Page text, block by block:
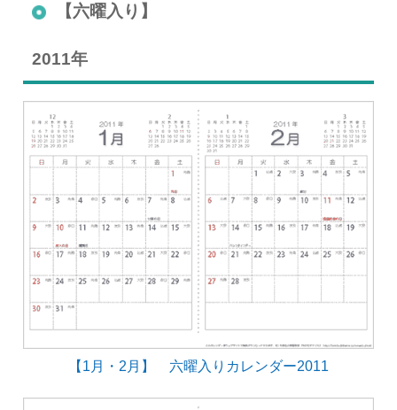
【六曜入り】
2011年
【1月・2月】 六曜入りカレンダー2011